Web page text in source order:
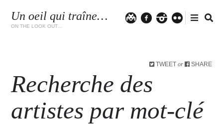
Un oeil qui traîne…
ON THE LOOK OUT…
TWEET or SHARE
Recherche des
artistes par mot-clé